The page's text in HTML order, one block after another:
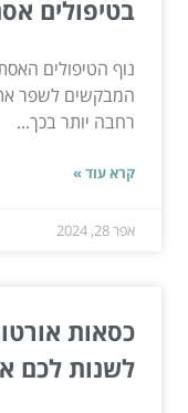
בטיפולים
נוף הטיפולים
המבקשים לשפר
רחבה יותר בכך...
קרא עוד »
אפר 28, 2024
כסאות
לשנות לכם